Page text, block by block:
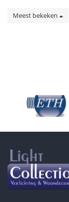
Meest bekeken